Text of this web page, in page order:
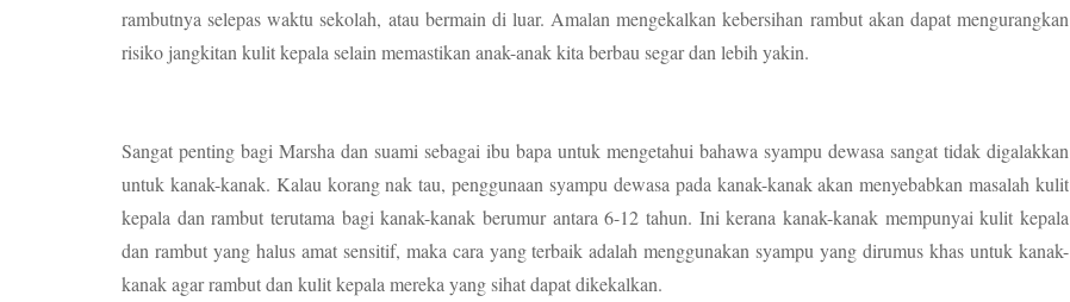
rambutnya selepas waktu sekolah, atau bermain di luar. Amalan mengekalkan kebersihan rambut akan dapat mengurangkan
risiko jangkitan kulit kepala selain memastikan anak-anak kita berbau segar dan lebih yakin.
Sangat penting bagi Marsha dan suami sebagai ibu bapa untuk mengetahui bahawa syampu dewasa sangat tidak digalakkan
untuk kanak-kanak. Kalau korang nak tau, penggunaan syampu dewasa pada kanak-kanak akan menyebabkan masalah kulit
kepala dan rambut terutama bagi kanak-kanak berumur antara 6-12 tahun. Ini kerana kanak-kanak mempunyai kulit kepala
dan rambut yang halus amat sensitif, maka cara yang terbaik adalah menggunakan syampu yang dirumus khas untuk kanak-
kanak agar rambut dan kulit kepala mereka yang sihat dapat dikekalkan.